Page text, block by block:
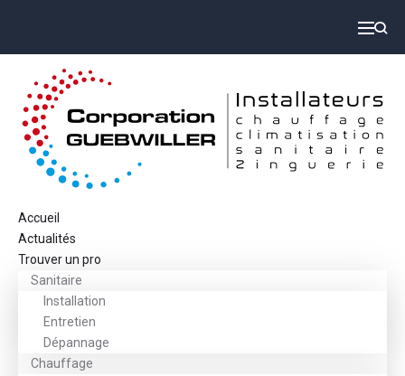
Accueil
Actualités
Trouver un pro
Sanitaire
Installation
Entretien
Dépannage
Chauffage